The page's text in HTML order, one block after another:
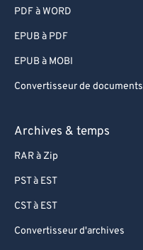
PDF à WORD
EPUB à PDF
EPUB à MOBI
Convertisseur de documents
Archives & temps
RAR à Zip
PST à EST
CST à EST
Convertisseur d'archives